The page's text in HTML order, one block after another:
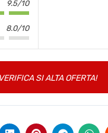
9.5/10
8.0/10
VERIFICA SI ALTA OFERTA!